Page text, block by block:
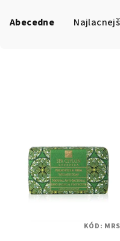
aAbecedne
KÓD: